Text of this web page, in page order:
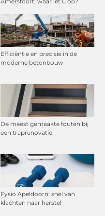
Efficiëntie en precisie in de
moderne betonbouw
De meest gemaakte fouten bij
een traprenovatie
Fysio Apeldoorn: snel van
klachten naar herstel